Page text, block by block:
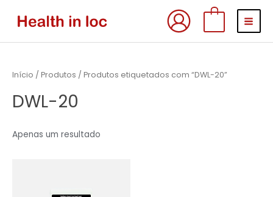
Início / Produtos / Produtos etiquetados com “DWL-20”
DWL-20
Apenas um resultado